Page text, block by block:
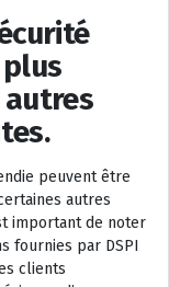
autres
peuvent être
autres
important de noter
fournies par DSPI
clients